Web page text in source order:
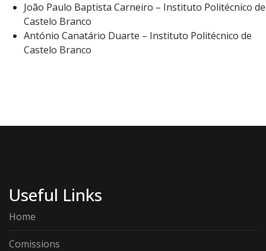
João Paulo Baptista Carneiro – Instituto Politécnico de
Castelo Branco
António Canatário Duarte – Instituto Politécnico de
Castelo Branco
Useful Links
Home
Comissions